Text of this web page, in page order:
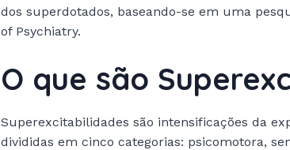
dos superdotados, baseando-se em uma
of Psychiatry.
O que são
Superexcitabilidades são intensificações da
divididas em cinco categorias: psicomotora,